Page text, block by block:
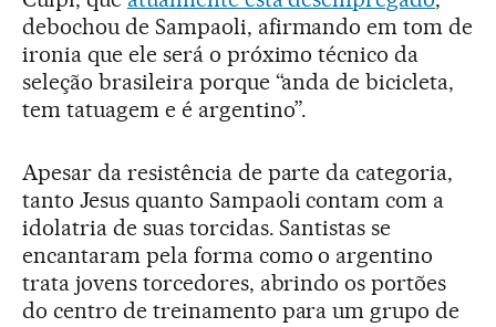
debochou de Sampaoli, afirmando em tom de
ironia que ele será o próximo técnico da
seleção brasileira porque “anda de bicicleta,
tem tatuagem e é argentino”.
Apesar da resistência de parte da categoria,
tanto Jesus quanto Sampaoli contam com a
idolatria de suas torcidas. Santistas se
encantaram pela forma como o argentino
trata jovens torcedores, abrindo os portões
do centro de treinamento para um grupo de